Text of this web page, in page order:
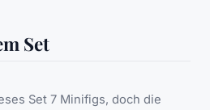
Set
Set 7 Minifigs, doch die